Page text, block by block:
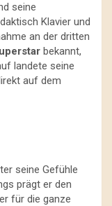
seine
Klavier und
an der dritten
bekannt,
landete seine
auf dem
seine Gefühle
prägt er den
für die ganze